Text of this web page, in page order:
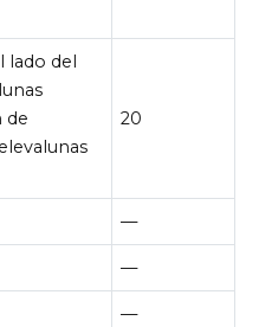
lado del
de
20
—
—
—